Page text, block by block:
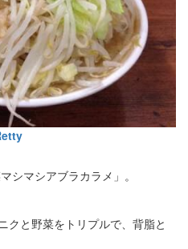
シマシアブラカラメ」。
クと野菜をトリプルで、背脂と